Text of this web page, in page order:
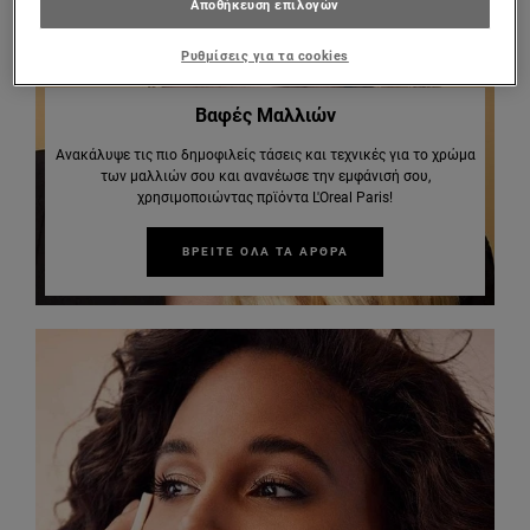
Βαφές Μαλλιών
Ανακάλυψε τις πιο δημοφιλείς τάσεις και τεχνικές για το χρώμα
των μαλλιών σου και ανανέωσε την εμφάνισή σου,
χρησιμοποιώντας πρϊόντα L'Oreal Paris!
ΒΡΕΙΤΕ ΟΛΑ ΤΑ ΑΡΘΡΑ
Αποθήκευση επιλογών
Ρυθμίσεις για τα cookies